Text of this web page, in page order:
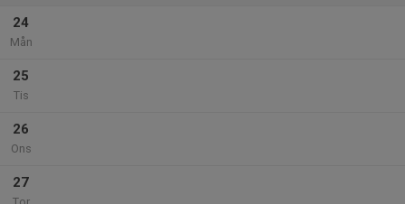
24
Mån
25
Tis
26
Ons
27